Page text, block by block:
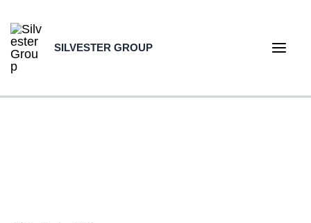
Inhalt
springen
SILVESTER GROUP